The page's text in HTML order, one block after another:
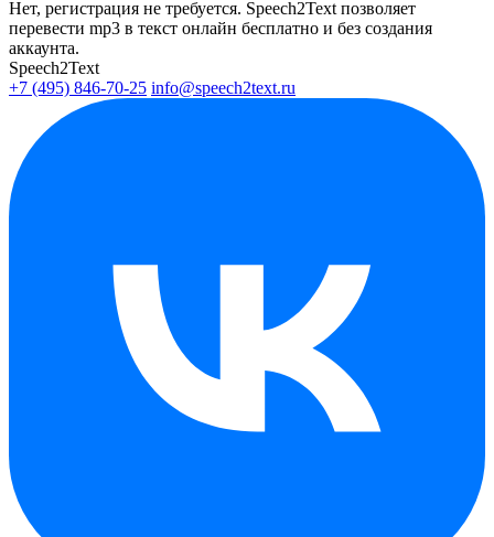
Нет, регистрация не требуется. Speech2Text позволяет
перевести mp3 в текст онлайн бесплатно и без создания
аккаунта.
Speech2Text
+7 (495) 846-70-25 info@speech2text.ru